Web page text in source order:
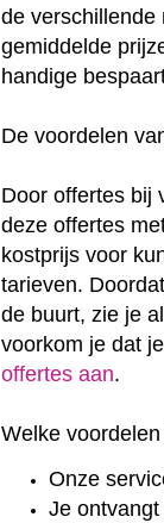
de verschillende
gemiddelde
handige
De voordelen
Door offertes bij
deze offertes
kostprijs voor
tarieven.
de buurt, zie je
voorkom je dat
offertes aan.
Welke
Onze
Je